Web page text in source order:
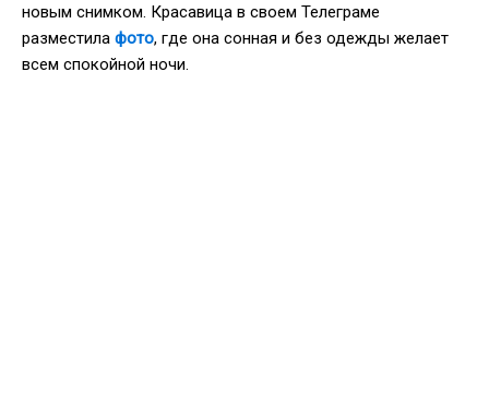
новым снимком. Красавица в своем Телеграме
разместила фото, где она сонная и без одежды желает
всем спокойной ночи.